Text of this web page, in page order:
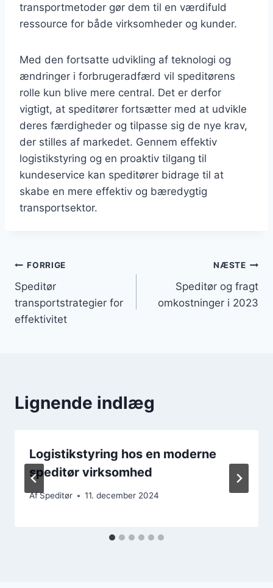
transportmetoder gør dem til en værdifuld
ressource for både virksomheder og kunder.
Med den fortsatte udvikling af teknologi og
ændringer i forbrugeradfærd vil speditørens
rolle kun blive mere central. Det er derfor
vigtigt, at speditører fortsætter med at udvikle
deres færdigheder og tilpasse sig de nye krav,
der stilles af markedet. Gennem effektiv
logistikstyring og en proaktiv tilgang til
kundeservice kan speditører bidrage til at
skabe en mere effektiv og bæredygtig
transportsektor.
Indlægsnavigation
FORRIGE
Speditør
transportstrategier for
effektivitet
NÆSTE
Speditør og fragt
omkostninger i 2023
Lignende indlæg
Logistikstyring hos en moderne
speditør virksomhed
AfSpeditør 11. december 2024